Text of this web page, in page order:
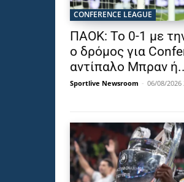
CONFERENCE LEAGUE
ΠΑΟΚ: Το 0-1 με
ο δρόμος για
αντίπαλο Μπραν
Sportlive Newsroom - 06/08/2026